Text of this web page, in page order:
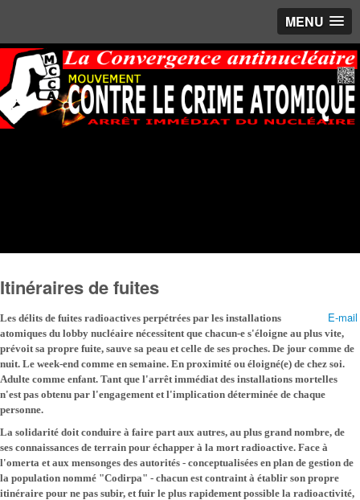
MENU
Itinéraires de fuites
E-mail
Les délits de fuites radioactives perpétrées par les installations
atomiques du lobby nucléaire nécessitent que chacun-e s'éloigne au plus vite,
prévoit sa propre fuite, sauve sa peau et celle de ses proches. De jour comme de
nuit. Le week-end comme en semaine. En proximité ou éloigné(e) de chez soi.
Adulte comme enfant. Tant que l'arrêt immédiat des installations mortelles
n'est pas obtenu par l'engagement et l'implication déterminée de chaque
personne.
La solidarité doit conduire à faire part aux autres, au plus grand nombre, de
ses connaissances de terrain pour échapper à la mort radioactive. Face à
l'omerta et aux mensonges des autorités - conceptualisées en plan de gestion de
la population nommé "Codirpa" - chacun est contraint à établir son propre
itinéraire pour ne pas subir, et fuir le plus rapidement possible la radioactivité,